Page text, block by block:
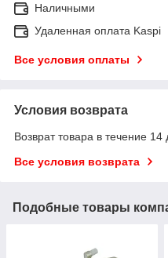
Наличными
Удаленная оплата Kaspi
Все условия оплаты
Условия возврата
Возврат товара в течение
Все условия возврата
Подобные товары